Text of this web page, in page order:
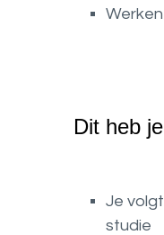
Dit heb
Je
studie